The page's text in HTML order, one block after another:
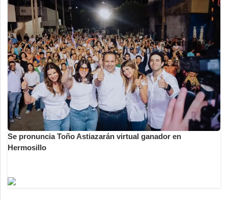
Se pronuncia Toño Astiazarán virtual ganador en
Hermosillo